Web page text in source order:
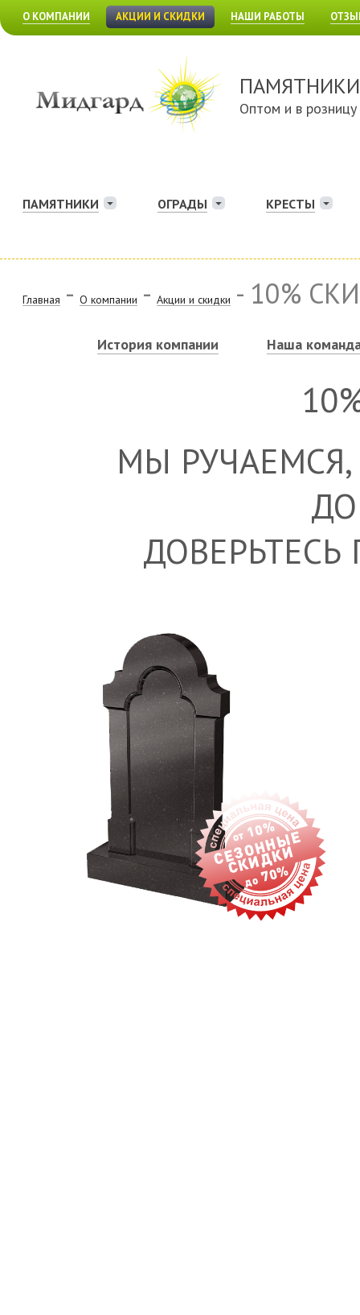
О КОМПАНИИ АКЦИИ И СКИДКИ НАШИ РАБОТЫ
ПАМЯТНИКИ
Оптом и в розницу
ПАМЯТНИКИ ОГРАДЫ КРЕСТЫ
Главная - О компании - Акции и скидки - 10%
История компании Наша
МЫ